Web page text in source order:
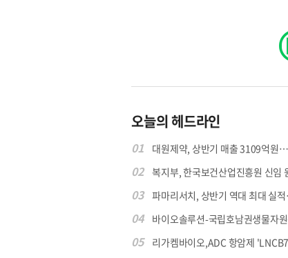
오늘의 헤드라인
01 대원제약, 상반기 매출 3109억원
02 복지부, 한국보건산업진흥원 신임
03 파마리서치, 상반기 역대 최대 실
04 바이오솔루션-국립호남권생물자
05 리가켐바이오,ADC 항암제